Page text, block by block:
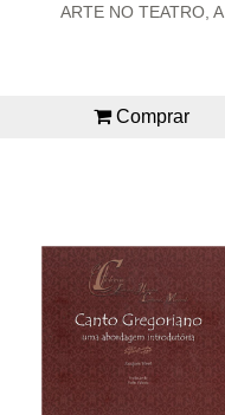
ARTE NO TEATRO, A
Comprar